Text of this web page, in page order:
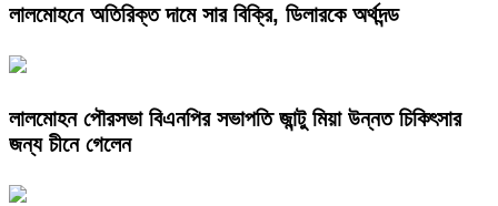
লালমোহনে অতিরিক্ত দামে সার বিক্রি, ডিলারকে অর্থদন্ড
লালমোহন পৌরসভা বিএনপির সভাপতি জান্টু মিয়া উন্নত চিকিৎসার
জন্য চীনে গেলেন